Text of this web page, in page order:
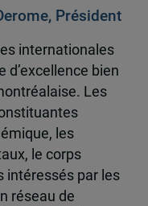
Président
internationales
d’excellence bien
Les
les
le corps
intéressés par les
réseau de